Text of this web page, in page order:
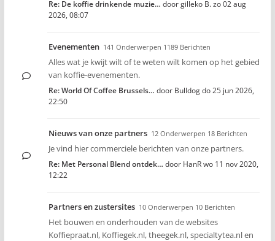
Re: De koffie drinkende muzie… doorgilleko B.zo 02 aug
2026, 08:07
Evenementen 141 Onderwerpen 1189 Berichten
Alles wat je kwijt wilt of te weten wilt komen op het gebied
van koffie-evenementen.
Re: World Of Coffee Brussels… door Bulldogdo 25 jun 2026,
22:50
Nieuws van onze partners 12 Onderwerpen 18 Berichten
Je vind hier commerciele berichten van onze partners.
Re: Met Personal Blend ontdek… door HanRwo 11 nov 2020,
12:22
Partners en zustersites 10 Onderwerpen 10 Berichten
Het bouwen en onderhouden van de websites
Koffiepraat.nl, Koffiegek.nl, theegek.nl, specialtytea.nl en